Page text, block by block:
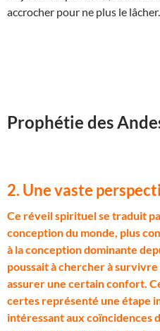
accrocher pour ne plus le lâcher.
Prophétie des
2. Une vaste
Ce réveil spirituel se traduit
conception du monde, plus
à la conception dominante
poussait à chercher à
assurer une certain confort.
certes représenté une étape
intéressant aux coïncidences